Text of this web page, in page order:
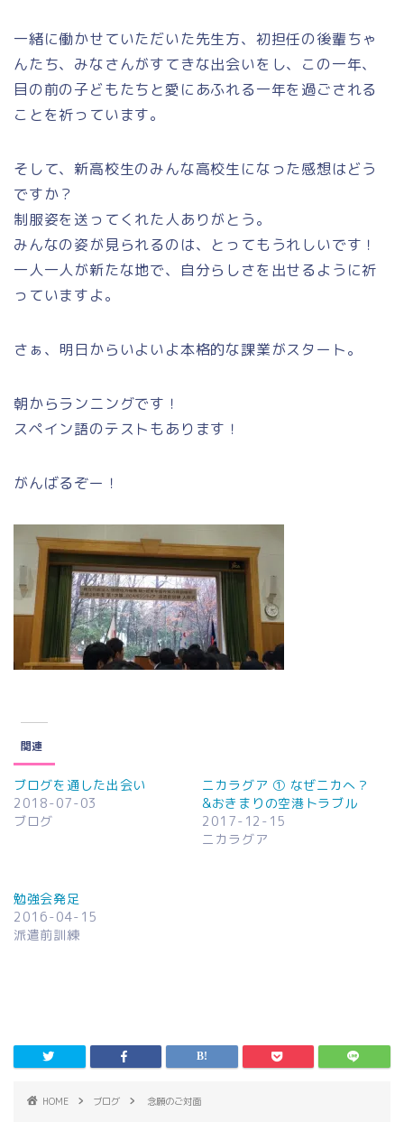
一緒に働かせていただいた先生方、初担任の後輩ちゃ
んたち、みなさんがすてきな出会いをし、この一年、
目の前の子どもたちと愛にあふれる一年を過ごされる
ことを祈っています。
そして、新高校生のみんな高校生になった感想はどう
ですか？
制服姿を送ってくれた人ありがとう。
みんなの姿が見られるのは、とってもうれしいです！
一人一人が新たな地で、自分らしさを出せるように祈
っていますよ。
さぁ、明日からいよいよ本格的な課業がスタート。
朝からランニングです！
スペイン語のテストもあります！
がんばるぞー！
関連
ブログを通した出会い
2018-07-03
ブログ
ニカラグア ① なぜニカへ？
&おきまりの空港トラブル
2017-12-15
ニカラグア
勉強会発足
2016-04-15
派遣前訓練
HOME ブログ 念願のご対面